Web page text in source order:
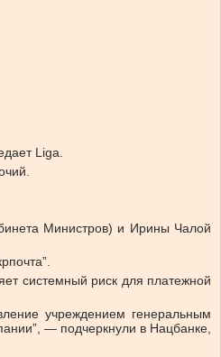
Liga.
Министров) и Ирины Чалой
системный риск для платежной
учреждением генеральным
— подчеркнули в Нацбанке,